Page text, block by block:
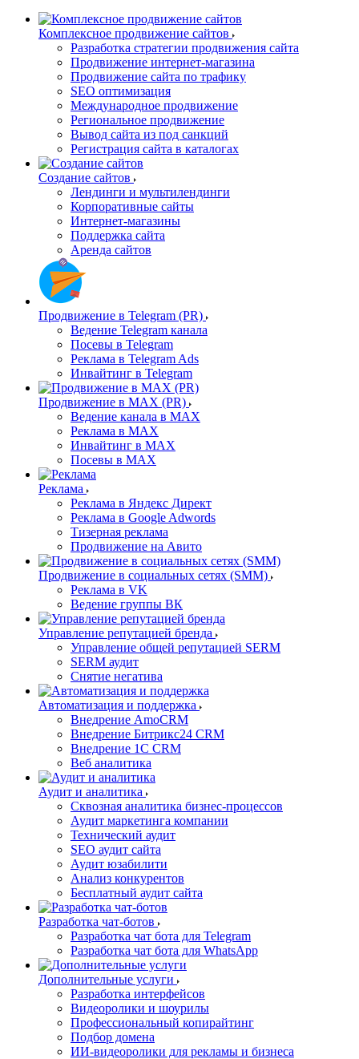
Комплексное продвижение сайтов
Разработка стратегии продвижения сайта
Продвижение интернет-магазина
Продвижение сайта по трафику
SEO оптимизация
Международное продвижение
Региональное продвижение
Вывод сайта из под санкций
Регистрация сайта в каталогах
Создание сайтов
Лендинги и мультилендинги
Корпоративные сайты
Интернет-магазины
Поддержка сайта
Аренда сайтов
Продвижение в Telegram (PR)
Ведение Telegram канала
Посевы в Telegram
Реклама в Telegram Ads
Инвайтинг в Telegram
Продвижение в MAX (PR)
Ведение канала в MAX
Реклама в MAX
Инвайтинг в MAX
Посевы в MAX
Реклама
Реклама в Яндекс Директ
Реклама в Google Adwords
Тизерная реклама
Продвижение на Авито
Продвижение в социальных сетях (SMM)
Реклама в VK
Ведение группы ВК
Управление репутацией бренда
Управление общей репутацией SERM
SERM аудит
Снятие негатива
Автоматизация и поддержка
Внедрение AmoCRM
Внедрение Битрикс24 CRM
Внедрение 1C CRM
Веб аналитика
Аудит и аналитика
Сквозная аналитика бизнес-процессов
Аудит маркетинга компании
Технический аудит
SEO аудит сайта
Аудит юзабилити
Анализ конкурентов
Бесплатный аудит сайта
Разработка чат-ботов
Разработка чат бота для Telegram
Разработка чат бота для WhatsApp
Дополнительные услуги
Разработка интерфейсов
Видеоролики и шоурилы
Профессиональный копирайтинг
Подбор домена
ИИ-видеоролики для рекламы и бизнеса